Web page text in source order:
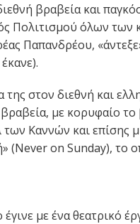
βραβεία και
Πολιτισμού όλων των
Παπανδρέου,
στον διεθνή και
με κορυφαίο
των Καννών και επίσης
(Never on Sunday), το
με ένα θεατρικό